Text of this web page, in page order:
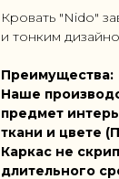
Кровать "Nido"
и тонким
Преимущества:
Наше
предмет
ткани и цвете
Каркас не
длительного